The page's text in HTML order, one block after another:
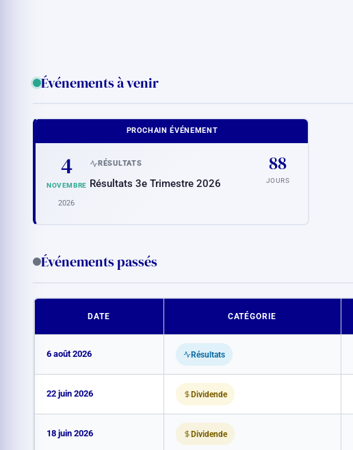
Événements à venir
PROCHAIN ÉVÉNEMENT
4
NOVEMBRE
2026
RÉSULTATS
Résultats 3e Trimestre 2026
88
JOURS
Événements passés
DATE CATÉGORIE
6 août 2026 Résultats
22 juin 2026 Dividende
18 juin 2026 Dividende